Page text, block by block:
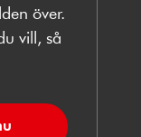
över.
vill, så